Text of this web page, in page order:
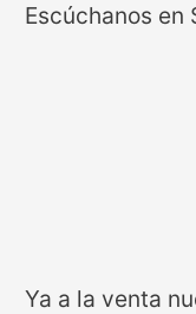
Escúchanos en
Ya a la venta